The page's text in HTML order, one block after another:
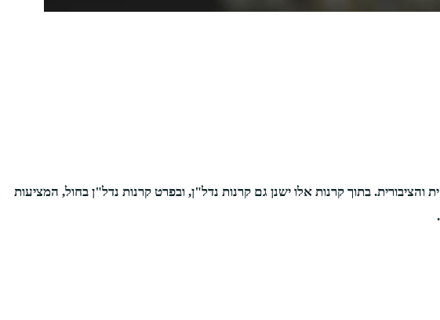
בתוך קרנות אלו ישנן גם קרנות נדל"ן, ובפרט קרנות נדל"ן בחול, המציעות